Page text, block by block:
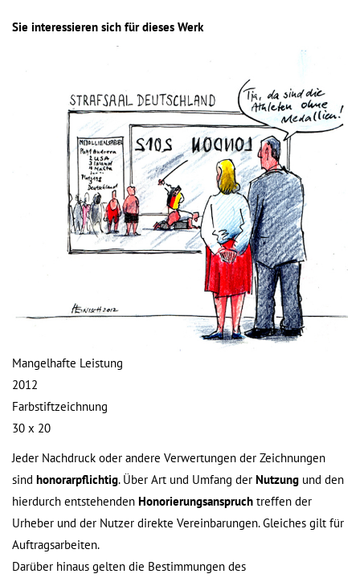
Sie interessieren sich für dieses Werk
Mangelhafte Leistung
2012
Farbstiftzeichnung
30 x 20
Jeder Nachdruck oder andere Verwertungen der Zeichnungen
sind honorarpflichtig. Über Art und Umfang der Nutzung und den
hierdurch entstehenden Honorierungsanspruch treffen der
Urheber und der Nutzer direkte Vereinbarungen. Gleiches gilt für
Auftragsarbeiten.
Darüber hinaus gelten die Bestimmungen des